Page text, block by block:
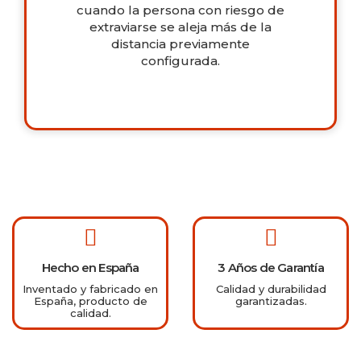
cuando la persona con riesgo de
extraviarse se aleja más de la
distancia previamente
configurada.
Hecho en España
Inventado y fabricado en
España, producto de
calidad.
3 Años de Garantía
Calidad y durabilidad
garantizadas.